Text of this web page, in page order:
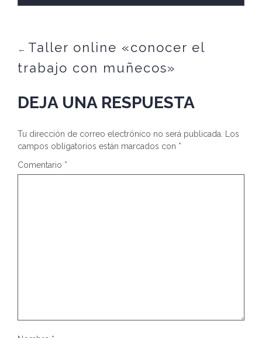
← Taller online «conocer el
trabajo con muñecos»
DEJA UNA RESPUESTA
Tu dirección de correo electrónico no será publicada.
Los
campos obligatorios están marcados con *
Comentario *